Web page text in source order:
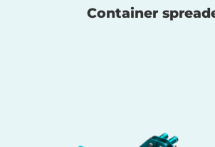
Container